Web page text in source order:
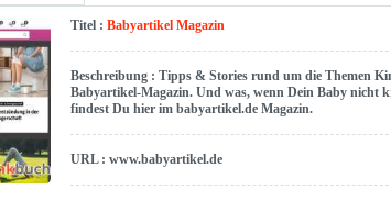
Titel :Babyartikel Magazin
Beschreibung : Tipps & Stories rund um die Themen
Babyartikel-Magazin. Und was, wenn Dein Baby nicht
findest Du hier im babyartikel.de Magazin.
URL : www.babyartikel.de